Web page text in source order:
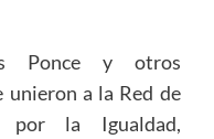
Ponce y otros
a la Red de
por la Igualdad,